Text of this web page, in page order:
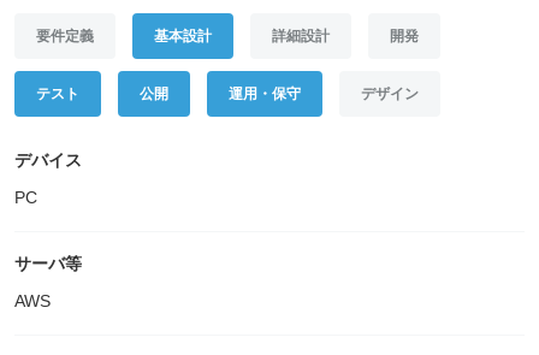
要件定義 基本設計 詳細設計 開発
テスト 公開 運用・保守 デザイン
デバイス
PC
サーバ等
AWS